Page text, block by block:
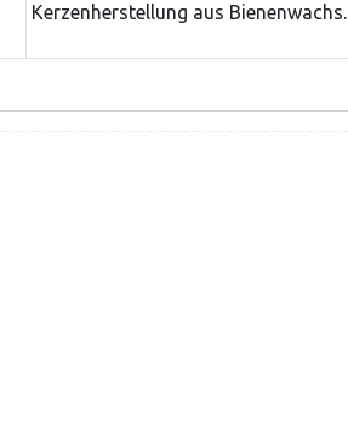
Kerzenherstellung aus Bienenwachs.